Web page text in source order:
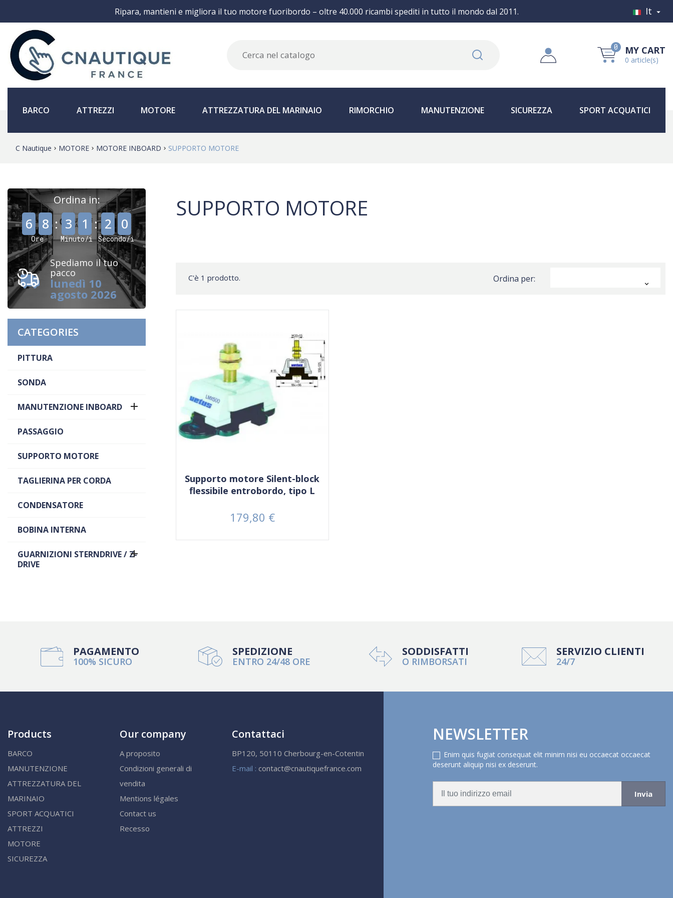
Ripara, mantieni e migliora il tuo motore fuoribordo – oltre 40.000 ricambi spediti in tutto il mondo dal 2011. It 
0 MY CART
0 article(s)
BARCO ATTREZZI MOTORE ATTREZZATURA DEL MARINAIO RIMORCHIO MANUTENZIONE SICUREZZA SPORT ACQUATICI
C Nautique MOTORE MOTORE INBOARD SUPPORTO MOTORE
Ordina in:
6 8 :
Ore
, 3 1 :
Minuto/i
, 2 0
Secondo/i
Spediamo il tuo
pacco
lunedì 10
agosto 2026
CATEGORIES
PITTURA
SONDA
MANUTENZIONE INBOARD 
PASSAGGIO
SUPPORTO MOTORE
TAGLIERINA PER CORDA
CONDENSATORE
BOBINA INTERNA
GUARNIZIONI STERNDRIVE / Z-
DRIVE

SUPPORTO MOTORE
C'è 1 prodotto. Ordina per: 
Supporto motore Silent-block
flessibile entrobordo, tipo L
Prezzo
179,80 €
PAGAMENTO
100% SICURO
SPEDIZIONE
ENTRO 24/48 ORE
SODDISFATTI
O RIMBORSATI
SERVIZIO CLIENTI
24/7
Products
BARCO
MANUTENZIONE
ATTREZZATURA DEL
MARINAIO
SPORT ACQUATICI
ATTREZZI
MOTORE
SICUREZZA
Our company
A proposito
Condizioni generali di
vendita
Mentions légales
Contact us
Recesso
Contattaci
BP120, 50110 Cherbourg-en-Cotentin
E-mail : contact@cnautiquefrance.com
NEWSLETTER
Enim quis fugiat consequat elit minim nisi eu occaecat occaecat
deserunt aliquip nisi ex deserunt.